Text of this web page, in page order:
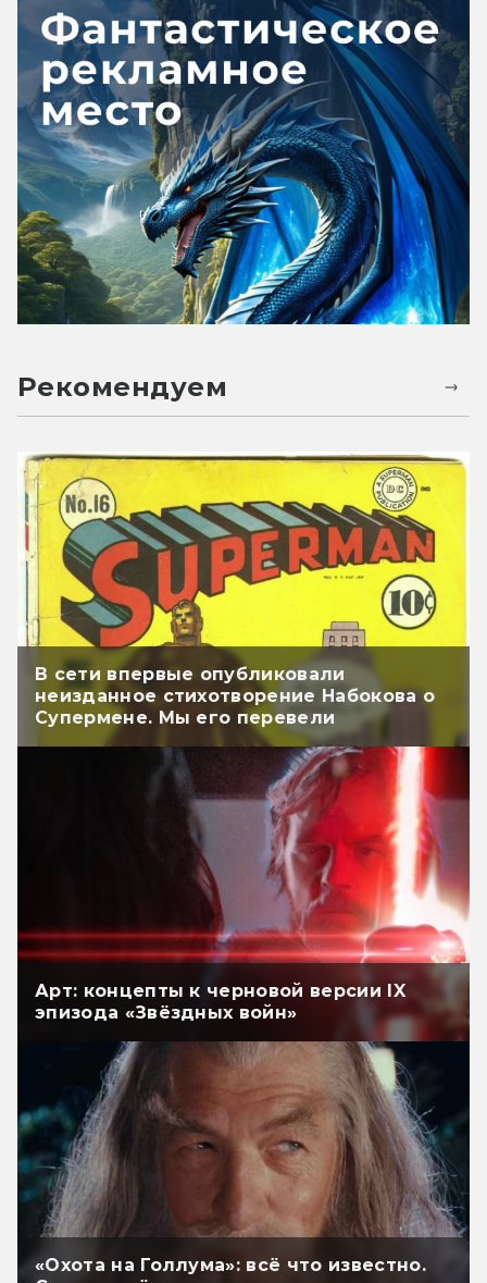
Рекомендуем
В сети впервые опубликовали
неизданное стихотворение Набокова о
Супермене. Мы его перевели
Арт: концепты к черновой версии IX
эпизода «Звёздных войн»
«Охота на Голлума»: всё что известно.